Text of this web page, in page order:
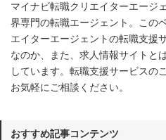
マイナビ転職クリエイターエージ
界専門の転職エージェント。この
エイターエージェントの転職支援
なのか、また、求人情報サイトと
しています。転職支援サービスの
お気軽にご相談ください。
おすすめ記事コンテンツ